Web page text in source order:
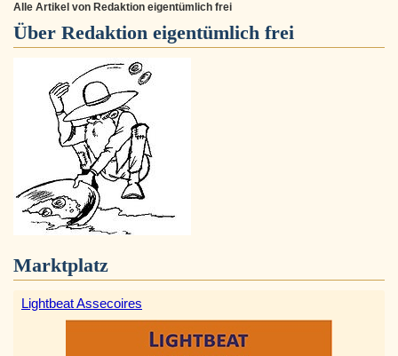
Alle Artikel von Redaktion eigentümlich frei
Über Redaktion eigentümlich frei
Marktplatz
Lightbeat Assecoires